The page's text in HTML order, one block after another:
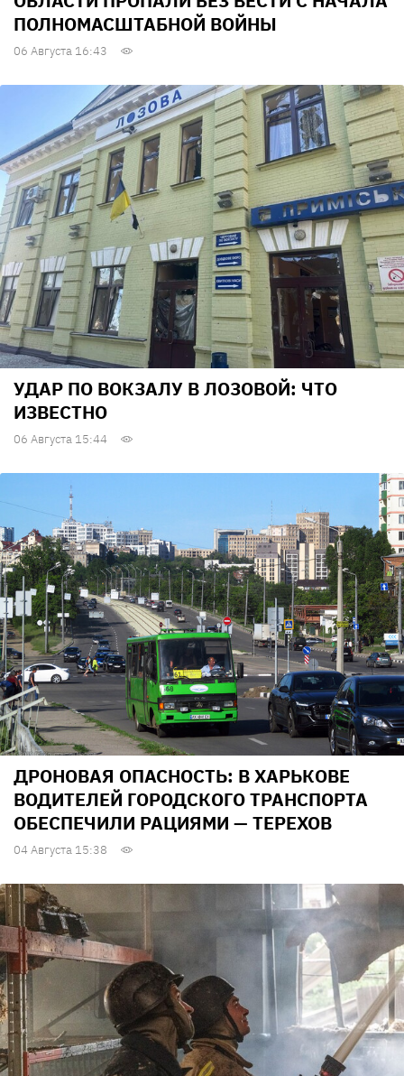
ПОЛНОМАСШТАБНОЙ ВОЙНЫ
06 Августа 16:43
УДАР ПО ВОКЗАЛУ В ЛОЗОВОЙ: ЧТО
ИЗВЕСТНО
06 Августа 15:44
ДРОНОВАЯ ОПАСНОСТЬ: В ХАРЬКОВЕ
ВОДИТЕЛЕЙ ГОРОДСКОГО ТРАНСПОРТА
ОБЕСПЕЧИЛИ РАЦИЯМИ — ТЕРЕХОВ
04 Августа 15:38